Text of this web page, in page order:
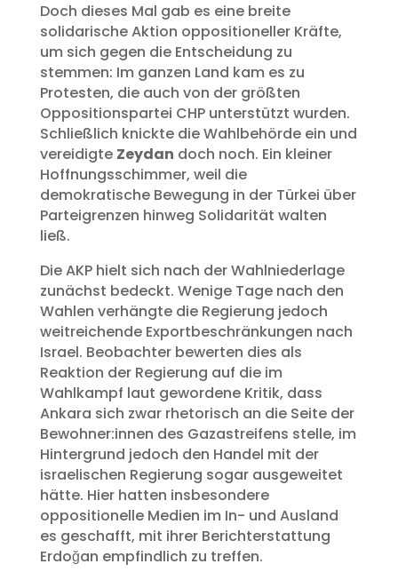
Doch dieses Mal gab es eine breite
solidarische Aktion oppositioneller Kräfte,
um sich gegen die Entscheidung zu
stemmen: Im ganzen Land kam es zu
Protesten, die auch von der größten
Oppositionspartei CHP unterstützt wurden.
Schließlich knickte die Wahlbehörde ein und
vereidigte Zeydan doch noch. Ein kleiner
Hoffnungsschimmer, weil die
demokratische Bewegung in der Türkei über
Parteigrenzen hinweg Solidarität walten
ließ.
Die AKP hielt sich nach der Wahlniederlage
zunächst bedeckt. Wenige Tage nach den
Wahlen verhängte die Regierung jedoch
weitreichende Exportbeschränkungen nach
Israel. Beobachter bewerten dies als
Reaktion der Regierung auf die im
Wahlkampf laut gewordene Kritik, dass
Ankara sich zwar rhetorisch an die Seite der
Bewohner:innen des Gazastreifens stelle, im
Hintergrund jedoch den Handel mit der
israelischen Regierung sogar ausgeweitet
hätte. Hier hatten insbesondere
oppositionelle Medien im In- und Ausland
es geschafft, mit ihrer Berichterstattung
Erdoğan empfindlich zu treffen.